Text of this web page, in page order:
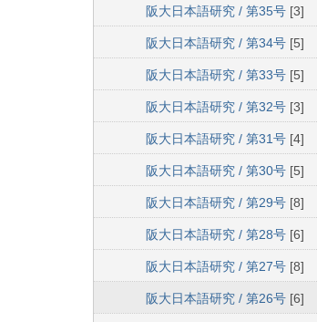
阪大日本語研究 / 第35号 [3]
阪大日本語研究 / 第34号 [5]
阪大日本語研究 / 第33号 [5]
阪大日本語研究 / 第32号 [3]
阪大日本語研究 / 第31号 [4]
阪大日本語研究 / 第30号 [5]
阪大日本語研究 / 第29号 [8]
阪大日本語研究 / 第28号 [6]
阪大日本語研究 / 第27号 [8]
阪大日本語研究 / 第26号 [6]